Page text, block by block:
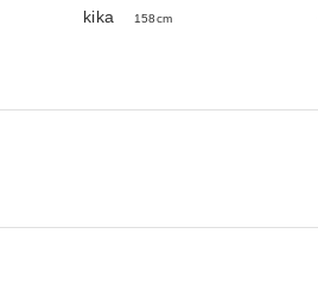
kika 158cm